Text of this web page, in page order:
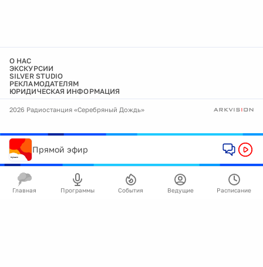
О НАС
ЭКСКУРСИИ
SILVER STUDIO
РЕКЛАМОДАТЕЛЯМ
ЮРИДИЧЕСКАЯ ИНФОРМАЦИЯ
2026 Радиостанция «Серебряный Дождь»
Прямой эфир
Главная Программы События Ведущие Расписание